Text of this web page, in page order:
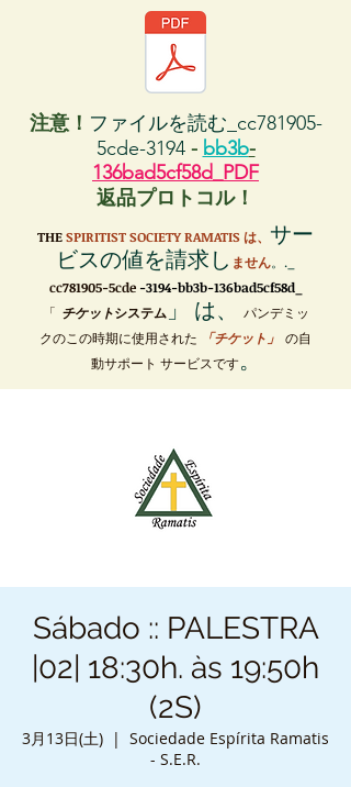
注意！ ファイルを読む_cc781905-
5cde-3194 - bb3b-
136bad5cf58d_PDF
返品プロトコル！
THESPIRITIST SOCIETY RAMATIS は、 サー
ビスの値を請求し ません。._
cc781905-5cde -3194-bb3b-136bad5cf58d_
「 チケットシステム」 は、
パンデミッ
クのこの時期に使用された 「チケット」
の自
動サポート サービスです。
Sábado :: PALESTRA
|02| 18:30h. às 19:50h
(2S)
3月13日(土)
  |
Sociedade Espírita Ramatis
- S.E.R.